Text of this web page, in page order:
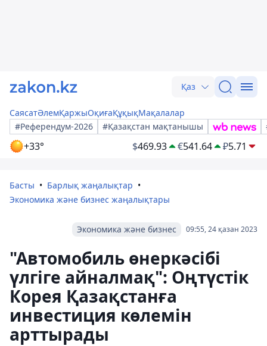
Қаз
СаясатӘлемҚаржыОқиғаҚұқықМақалалар
#Референдум-2026
#Қазақстан мақтанышы
+33° $469.93 €541.64 ₽5.71
Басты
Барлық жаңалықтар
Экономика және бизнес жаңалықтары
09:55, 24 қазан 2023
Экономика және бизнес
"Автомобиль өнеркәсібі
үлгіге айналмақ": Оңтүстік
Корея Қазақстанға
инвестиция көлемін
арттырады